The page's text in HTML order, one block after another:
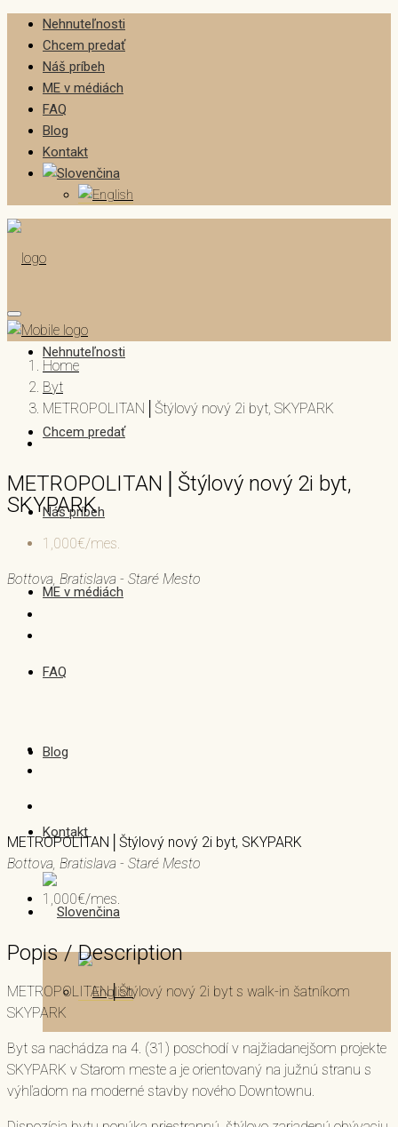
Nehnuteľnosti
Chcem predať
Náš príbeh
ME v médiách
FAQ
Blog
Kontakt
Nehnuteľnosti
Chcem predať
Náš príbeh
ME v médiách
FAQ
Blog
Kontakt
Home
Byt
METROPOLITAN│Štýlový nový 2i byt, SKYPARK
METROPOLITAN│Štýlový nový 2i byt,
SKYPARK
1,000€/mes.
Bottova, Bratislava - Staré Mesto
METROPOLITAN│Štýlový nový 2i byt, SKYPARK
Bottova, Bratislava - Staré Mesto
1,000€/mes.
Popis / Description
METROPOLITAN│Štýlový nový 2i byt s walk-in šatníkom
SKYPARK
Byt sa nachádza na 4. (31) poschodí v najžiadanejšom projekte
SKYPARK v Starom meste a je orientovaný na južnú stranu s
výhľadom na moderné stavby nového Downtownu.